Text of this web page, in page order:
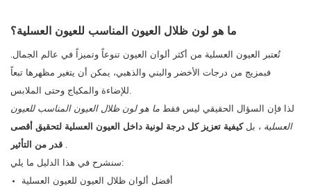
ما هو لون ظلال العيون المناسب للعيون العسلية؟
تُعتبر العيون العسلية من أكثر ألوان العيون تنوعاً وتميزاً في عالم الجمال.
فبمزيج من درجات الأخضر والبني والذهبي، يمكن أن يتغير مظهرها تبعاً
للإضاءة والمكياج وحتى الملابس.
لذا فإن السؤال الحقيقي ليس فقط ما هو لون ظلال العيون المناسب للعيون
العسلية ، بل كيفية تعزيز كل درجة لونية داخل العيون العسلية لتحقيق أقصى
قدر من التأثير .
سنشرح في هذا الدليل ما يلي:
أفضل ألوان ظلال العيون للعيون العسلية